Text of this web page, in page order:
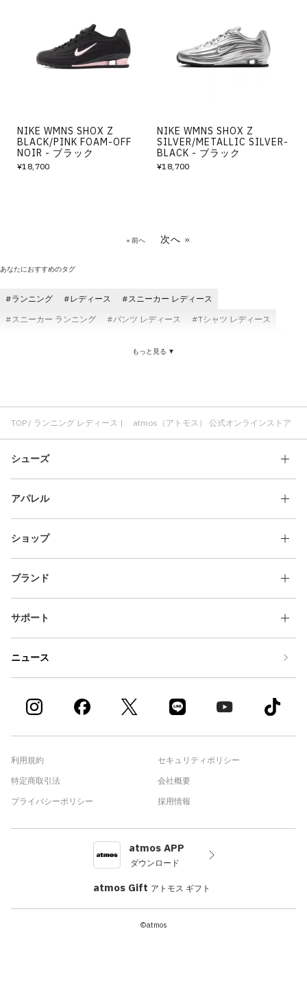
NIKE WMNS SHOX Z
BLACK/PINK FOAM-OFF
NOIR - ブラック
¥18,700
NIKE WMNS SHOX Z
SILVER/METALLIC SILVER-
BLACK - ブラック
¥18,700
« 前へ 次へ »
あなたにおすすめのタグ
ランニング レディース
スニーカー レディース
スニーカー ランニング
パンツ レディース
Tシャツ レディース
ランニング おしゃれ
ランニング キレイめカジュアル
ランニング 洗練
ランニング ブラック
もっと見る ▼
TOP ランニング レディース | atmos（アトモス） 公式オンラインストア
シューズ
アパレル
ショップ
ブランド
サポート
ニュース
利用規約
特定商取引法
プライバシーポリシー
セキュリティポリシー
会社概要
採用情報
atmos APP
ダウンロード
atmos Gift アトモス ギフト
©atmos